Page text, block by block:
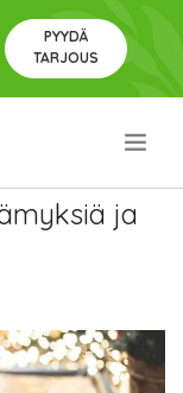
PYYDÄ
TARJOUS
ja